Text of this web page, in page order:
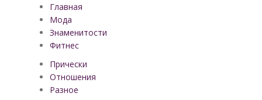
Главная
Мода
Знаменитости
Фитнес
Прически
Отношения
Разное